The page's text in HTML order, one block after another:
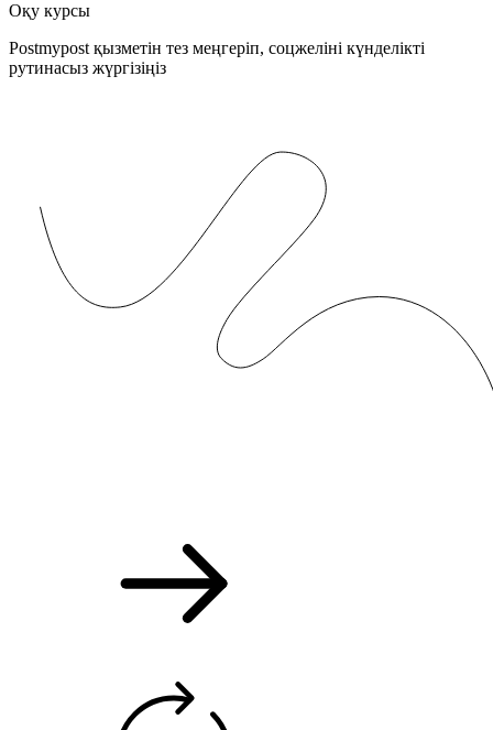
Оқу курсы
Postmypost қызметін тез меңгеріп, соцжеліні күнделікті
рутинасыз жүргізіңіз